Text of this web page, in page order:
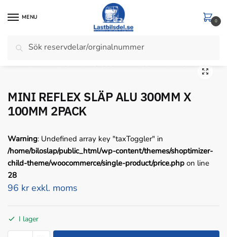
MENU
efter:
0
Hem Belysning / Reflex / MINI REFLEX SLÄP ALU 300MM X 100MM 2PACK
MINI REFLEX SLÄP ALU 300MM X
100MM 2PACK
Warning: Undefined array key "taxToggler" in
/home/biloslap/public_html/wp-content/themes/shoptimizer-
child-theme/woocommerce/single-product/price.php on line
28
96 kr exkl. moms
I lager